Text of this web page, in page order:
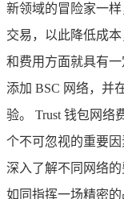
新领域的冒险家一
交易，以此降低成
和费用方面就具有
添加 BSC 网络，并
验。 Trust 钱包网络
个不可忽视的重要
深入了解不同网络
如同指挥一场精密